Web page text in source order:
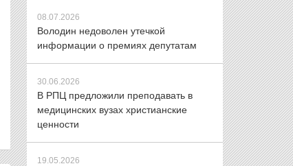
08.07.2026
Володин недоволен утечкой
информации о премиях депутатам
30.06.2026
В РПЦ предложили преподавать в
медицинских вузах христианские
ценности
19.05.2026